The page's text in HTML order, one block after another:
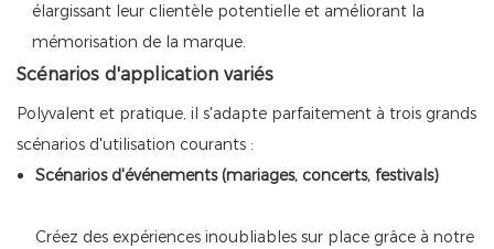
élargissant leur clientèle potentielle et améliorant la
mémorisation de la marque.
Scénarios d'application variés
Polyvalent et pratique, il s'adapte parfaitement à trois grands
scénarios d'utilisation courants :
Scénarios d'événements (mariages, concerts, festivals)
Créez des expériences inoubliables sur place grâce à notre